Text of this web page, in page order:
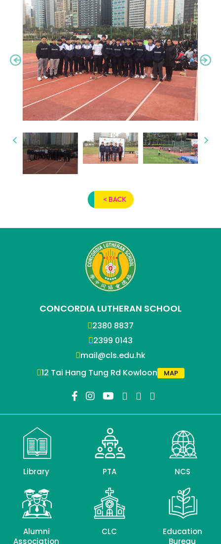
< BACK
CONCORDIA LUTHERAN SCHOOL
2380 8837
2399 0143
mail@cls.edu.hk
12 Tai Hang Tung Rd Kowloon
MAP
Library PTA NCS
Alumni
Association
CLC
Education
Bureau